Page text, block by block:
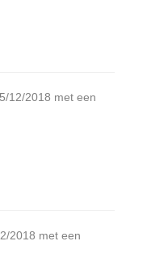
12/2018 met een
2018 met een